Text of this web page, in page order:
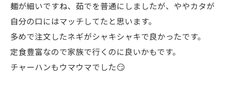
麺が細いですね、茹でを普通にしましたが、ややカタが
自分の口にはマッチしてたと思います。
多めで注文したネギがシャキシャキで良かったです。
定食豊富なので家族で行くのに良いかもです。
チャーハンもウマウマでした😏